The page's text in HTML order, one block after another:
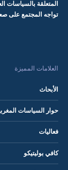
المتعلقة بالسياسات
تواجه المجتمع على
العلامات المميزة
الأبحاث
حوار السياسات
فعاليات
كافي بوليتيكو